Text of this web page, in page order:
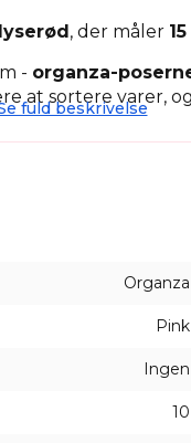
lyserød, der måler
- organza-
at sortere varer,
fra
os.
fuld beskrivelse
Organza
Pink
Ingen
10